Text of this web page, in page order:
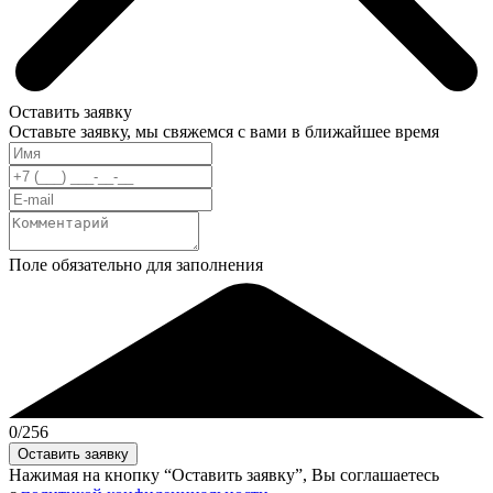
Оставить заявку
Оставьте заявку, мы свяжемся с вами в ближайшее время
Поле обязательно для заполнения
0/256
Нажимая на кнопку “Оставить заявку”, Вы соглашаетесь